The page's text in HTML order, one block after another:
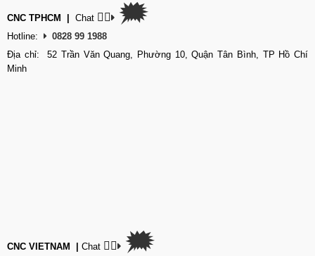
CNC TPHCM Chat 👉🏽 🗯
Hotline:
0828 99 1988
Địa chỉ: 52 Trần Văn Quang, Phường 10, Quận Tân Bình, TP Hồ Chí
Minh
CNC VIETNAM Chat 👉🏽 🗯